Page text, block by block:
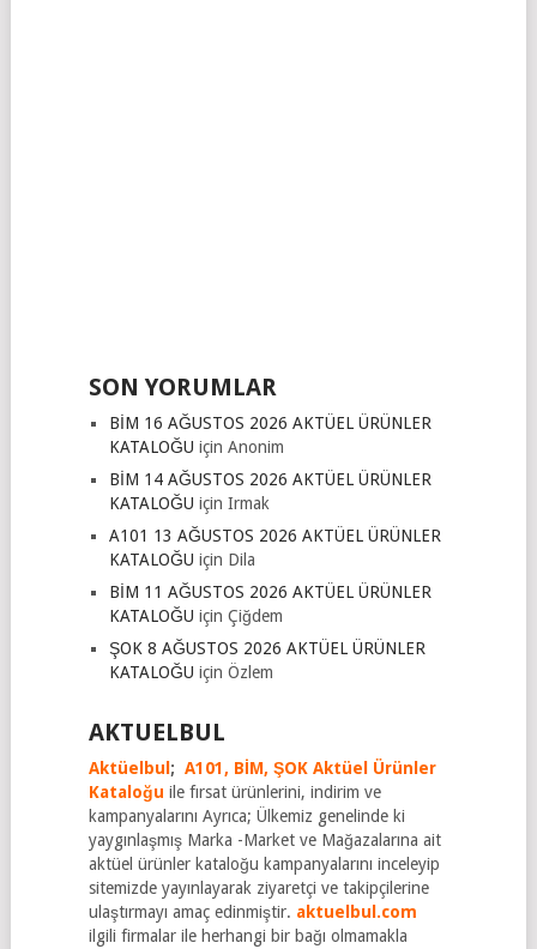
SON YORUMLAR
BİM 16 AĞUSTOS 2026 AKTÜEL ÜRÜNLER
KATALOĞU için Anonim
BİM 14 AĞUSTOS 2026 AKTÜEL ÜRÜNLER
KATALOĞU için Irmak
A101 13 AĞUSTOS 2026 AKTÜEL ÜRÜNLER
KATALOĞU için Dila
BİM 11 AĞUSTOS 2026 AKTÜEL ÜRÜNLER
KATALOĞU için Çiğdem
ŞOK 8 AĞUSTOS 2026 AKTÜEL ÜRÜNLER
KATALOĞU için Özlem
AKTUELBUL
Aktüelbul ; A101, BİM, ŞOK Aktüel Ürünler
Kataloğu ile fırsat ürünlerini, indirim ve
kampanyalarını Ayrıca; Ülkemiz genelinde ki
yaygınlaşmış Marka -Market ve Mağazalarına ait
aktüel ürünler kataloğu kampanyalarını inceleyip
sitemizde yayınlayarak ziyaretçi ve takipçilerine
ulaştırmayı amaç edinmiştir. aktuelbul.com
ilgili firmalar ile herhangi bir bağı olmamakla